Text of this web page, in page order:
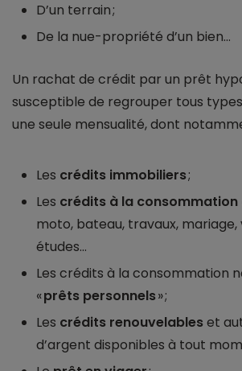
D’un terrain ;
De la nue-propriété d’un bien...
Un rachat de crédit par un prêt
susceptible de regrouper tous
une seule mensualité, dont
Les crédits immobiliers;
Les crédits à la
moto, bateau, travaux, mariage,
études…
Les crédits à la consommation
«prêts personnels» ;
Les crédits renouvelableset
d’argent disponibles à tout